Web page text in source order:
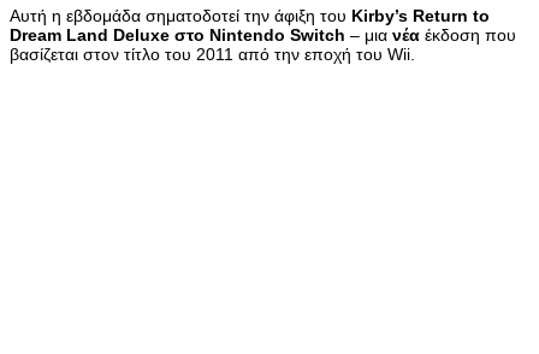
Αυτή η εβδομάδα σηματοδοτεί την άφιξη του Kirby’s Return to
Dream Land Deluxe στο Nintendo Switch – μια νέα έκδοση που
βασίζεται στον τίτλο του 2011 από την εποχή του Wii.